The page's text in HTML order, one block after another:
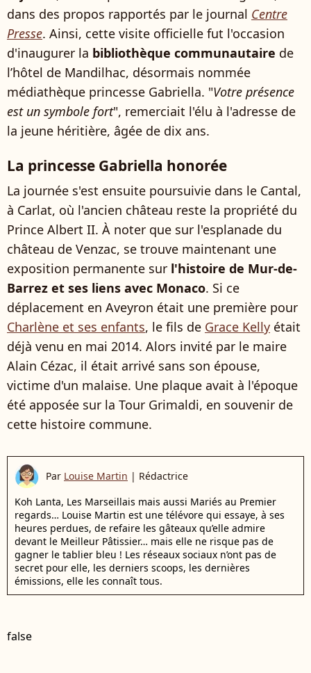
dans des propos rapportés par le journal Centre
Presse. Ainsi, cette visite officielle fut l'occasion
d'inaugurer la bibliothèque communautaire de
l’hôtel de Mandilhac, désormais nommée
médiathèque princesse Gabriella. "Votre présence
est un symbole fort", remerciait l'élu à l'adresse de
la jeune héritière, âgée de dix ans.
La princesse Gabriella honorée
La journée s'est ensuite poursuivie dans le Cantal,
à Carlat, où l'ancien château reste la propriété du
Prince Albert II. À noter que sur l'esplanade du
château de Venzac, se trouve maintenant une
exposition permanente sur l'histoire de Mur-de-
Barrez et ses liens avec Monaco. Si ce
déplacement en Aveyron était une première pour
Charlène et ses enfants, le fils de Grace Kelly était
déjà venu en mai 2014. Alors invité par le maire
Alain Cézac, il était arrivé sans son épouse,
victime d'un malaise. Une plaque avait à l'époque
été apposée sur la Tour Grimaldi, en souvenir de
cette histoire commune.
Par Louise Martin | Rédactrice
Koh Lanta, Les Marseillais mais aussi Mariés au Premier
regards… Louise Martin est une télévore qui essaye, à ses
heures perdues, de refaire les gâteaux qu’elle admire
devant le Meilleur Pâtissier… mais elle ne risque pas de
gagner le tablier bleu ! Les réseaux sociaux n’ont pas de
secret pour elle, les derniers scoops, les dernières
émissions, elle les connaît tous.
false